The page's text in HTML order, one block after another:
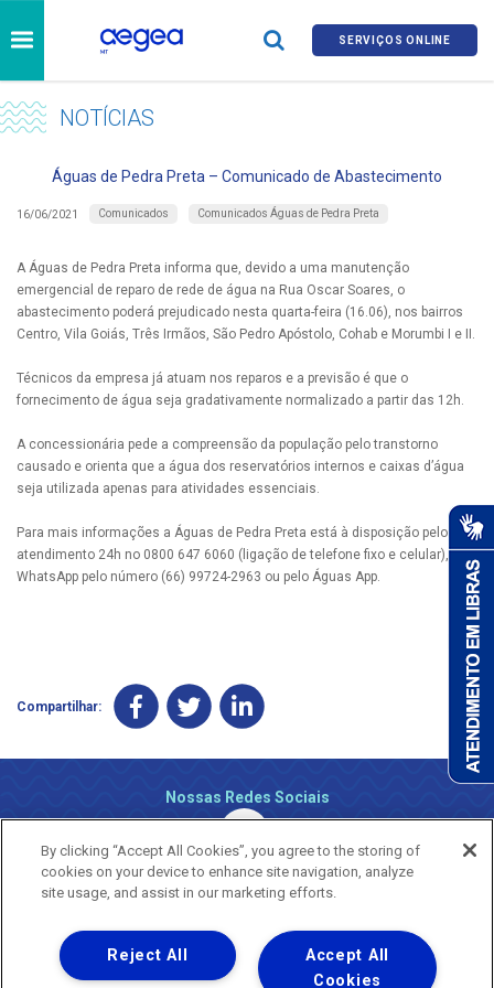
SERVIÇOS ONLINE
NOTÍCIAS
Águas de Pedra Preta – Comunicado de Abastecimento
16/06/2021 Comunicados Comunicados Águas de Pedra Preta
A Águas de Pedra Preta informa que, devido a uma manutenção
emergencial de reparo de rede de água na Rua Oscar Soares, o
abastecimento poderá prejudicado nesta quarta-feira (16.06), nos bairros
Centro, Vila Goiás, Três Irmãos, São Pedro Apóstolo, Cohab e Morumbi I e II.
Técnicos da empresa já atuam nos reparos e a previsão é que o
fornecimento de água seja gradativamente normalizado a partir das 12h.
A concessionária pede a compreensão da população pelo transtorno
causado e orienta que a água dos reservatórios internos e caixas d’água
seja utilizada apenas para atividades essenciais.
Para mais informações a Águas de Pedra Preta está à disposição pelo
atendimento 24h no 0800 647 6060 (ligação de telefone fixo e celular), via
WhatsApp pelo número (66) 99724-2963 ou pelo Águas App.
Compartilhar:
Nossas Redes Sociais
Uma empresa
Copyright ® 2026 - Todos os Direitos Reservados.
By clicking “Accept All Cookies”, you agree to the storing of
cookies on your device to enhance site navigation, analyze
site usage, and assist in our marketing efforts.
Accept All
Cookies
Reject All